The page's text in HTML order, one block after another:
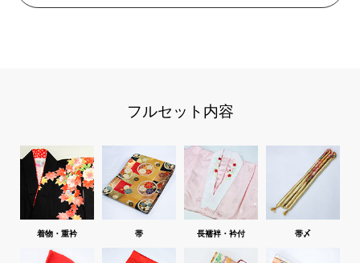
フルセット内容
着物・重衿 帯 長襦袢・衿付 帯〆